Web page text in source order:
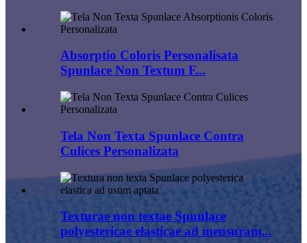
Absorptio Coloris Personalisata
Spunlace Non Textum F...
Tela Non Texta Spunlace Contra
Culices Personalizata
Texturae non textae Spunlace
polyestericae elasticae ad mensuram...